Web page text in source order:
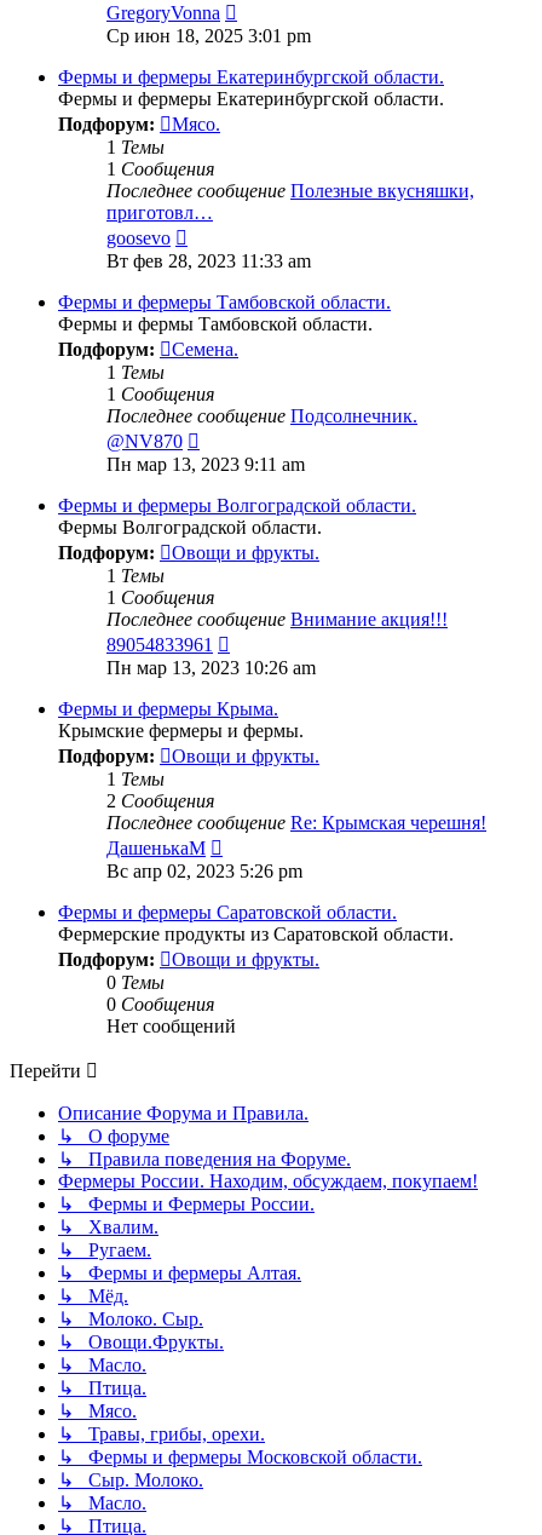
GregoryVonna
к
последнему
сообщению
Ср июн 18, 2025 3:01 pm
Фермы и фермеры Екатеринбургской области.
Фермы и фермеры Екатеринбургской области.
Подфорум:
Мясо.
1 Темы
1 Сообщения
Последнее сообщение Полезные вкусняшки,
приготовл…
goosevo
последнему
сообщению
Вт фев 28, 2023 11:33 am
Фермы и фермеры Тамбовской области.
Фермы и фермы Тамбовской области.
Подфорум:
Семена.
1 Темы
1 Сообщения
Последнее сообщение Подсолнечник.
@NV870
к
сообщению
Пн мар 13, 2023 9:11 am
Фермы и фермеры Волгоградской области.
Фермы Волгоградской области.
Подфорум:
Овощи и фрукты.
1 Темы
1 Сообщения
Последнее сообщение Внимание акция!!!
89054833961
к
сообщению
Пн мар 13, 2023 10:26 am
Фермы и фермеры Крыма.
Крымские фермеры и фермы.
Подфорум:
Овощи и фрукты.
1 Темы
2 Сообщения
Последнее сообщение Re: Крымская черешня!
ДашенькаМ
к
последнему
сообщению
Вс апр 02, 2023 5:26 pm
Фермы и фермеры Саратовской области.
Фермерские продукты из Саратовской области.
Подфорум:
Овощи и фрукты.
0 Темы
0 Сообщения
Нет сообщений
Перейти
Описание Форума и Правила.
↳ О форуме
↳ Правила поведения на Форуме.
Фермеры России. Находим, обсуждаем, покупаем!
↳ Фермы и Фермеры России.
↳ Хвалим.
↳ Ругаем.
↳ Фермы и фермеры Алтая.
↳ Мёд.
↳ Молоко. Сыр.
↳ Овощи.Фрукты.
↳ Масло.
↳ Птица.
↳ Мясо.
↳ Травы, грибы, орехи.
↳ Фермы и фермеры Московской области.
↳ Сыр. Молоко.
↳ Масло.
↳ Птица.